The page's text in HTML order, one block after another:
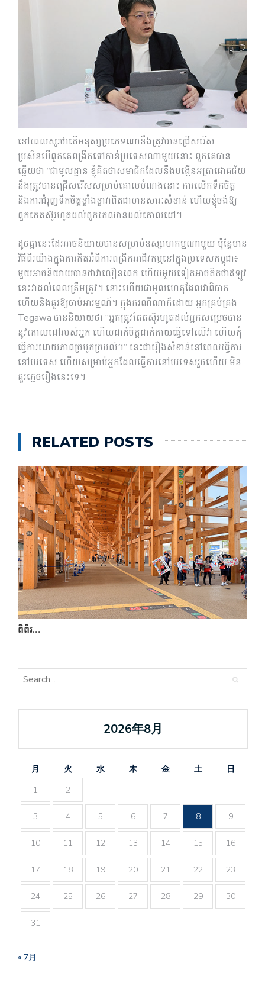
នៅពេលសួរថាតើមនុស្សប្រភេទណានឹងត្រូវបានជ្រើសរើស
ប្រសិនបើពួកគេពង្រីកទៅកាន់ប្រទេសណាមួយនោះ ពួកគេបាន
ឆ្លើយថា “ជាមូលដ្ឋាន ខ្ញុំគិតថាសមាជិកដែលនឹងបង្កើនអត្រាជោគជ័យ
នឹងត្រូវបានជ្រើសរើសសម្រាប់គោលបំណងនោះ ការលើកទឹកចិត្ត
និងការជំរុញទឹកចិត្តខ្លាំងខ្លាវាពិតជាមានសារៈសំខាន់ ហើយខ្ញុំចង់ឱ្យ
ពួកគេតស៊ូរហូតដល់ពួកគេឈានដល់គោលដៅ។
ដូចគ្នានេះដែរអាចនិយាយបានសម្រាប់ឧស្សាហកម្មណាមួយ ប៉ុន្តែមាន
វិធីពីរយ៉ាងក្នុងការគិតអំពីការពង្រីកអាជីវកម្មនៅក្នុងប្រទេសកម្ពុជា៖
មួយអាចនិយាយបានថាវាលឿនពេក ហើយមួយទៀតអាចគិតថាឥឡូវ
នេះវាដល់ពេលត្រឹមត្រូវ។ នោះហើយជាមូលហេតុដែលវាពិបាក
ហើយនិងគួរឱ្យចាប់អារម្មណ៍។ ក្នុងករណីណាក៏ដោយ អ្នកគ្រប់គ្រង
Tegawa បាននិយាយថា “អ្នកត្រូវតែតស៊ូរហូតដល់អ្នកសម្រេចបាន
នូវគោលដៅរបស់អ្នក ហើយដាក់ចិត្តដាក់កាយធ្វើទៅលើវា ហើយកុំ
ធ្វើការដោយភាពច្របូកច្របល់។” នេះជារឿងសំខាន់នៅពេលធ្វើការ
នៅបរទេស ហើយសម្រាប់អ្នកដែលធ្វើការនៅបរទេសរួចហើយ មិន
គួរភ្លេចរឿងនេះទេ។
RELATED POSTS
ពិព័រ…
2026年8月
月 火 水 木 金 土
日
1
2
3 4 5 6 7 8 9
10 11 12 13 14 15 16
17 18 19 20 21 22 23
24 25 26 27 28 29 30
31
« 7月